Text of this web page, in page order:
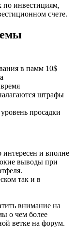
по инвестициям,
счете.
в памм 10$
штрафы
просадки
и вполне
выводы при
так и в
внимание на
о чем более
ветке на форум.